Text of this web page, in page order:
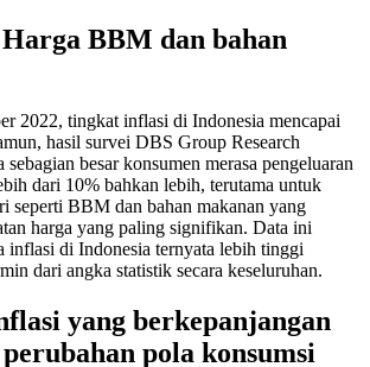
BBM dan bahan
2022, tingkat inflasi di Indonesia mencapai
hasil survei DBS Group Research
besar konsumen merasa pengeluaran
dari 10% bahkan lebih, terutama untuk
seperti BBM dan bahan makanan yang
harga yang paling signifikan. Data ini
inflasi di Indonesia ternyata lebih tinggi
dari angka statistik secara keseluruhan.
yang berkepanjangan
pola konsumsi